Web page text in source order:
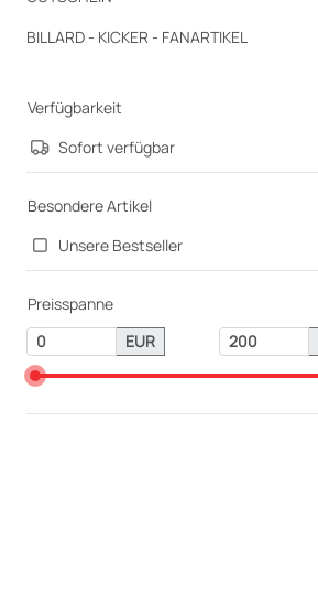
BILLARD - KICKER - FANARTIKEL
Verfügbarkeit
Sofort verfügbar
Besondere Artikel
Unsere Bestseller
Preisspanne
EUR